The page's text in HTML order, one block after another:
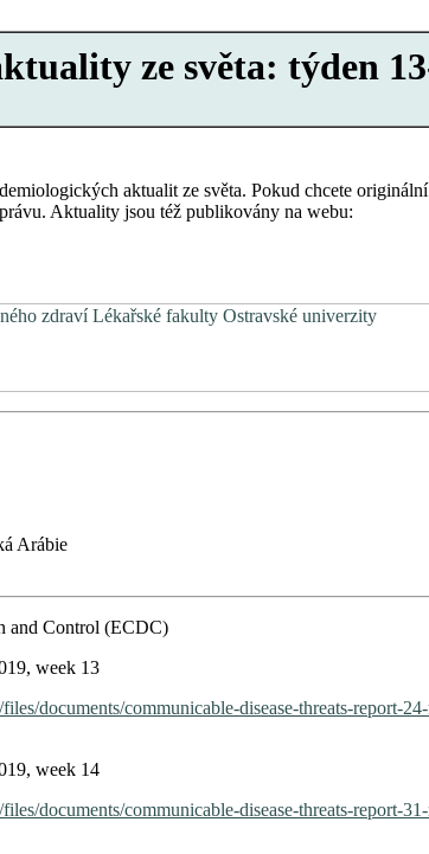
ze světa: týden
aktualit ze světa. Pokud chcete
Aktuality jsou též publikovány na webu:
Arábie
and Control (ECDC)
week 13
documents/communicable-disease-threats-report-
week 14
documents/communicable-disease-threats-report-